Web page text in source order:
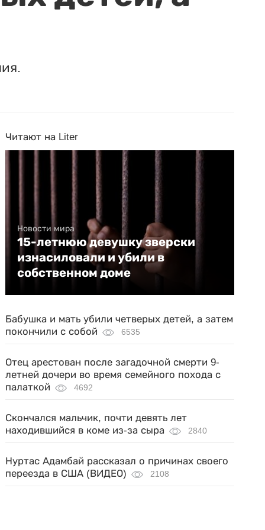
Читают на Liter
Новости мира
15-летнюю девушку зверски
изнасиловали и убили в
собственном доме
Бабушка и мать убили четверых детей, а затем
покончили с собой
6535
Отец арестован после загадочной смерти 9-
летней дочери во время семейного похода с
палаткой
4692
Скончался мальчик, почти девять лет
находившийся в коме из-за сыра
2840
Нуртас Адамбай рассказал о причинах своего
переезда в США (ВИДЕО)
2108